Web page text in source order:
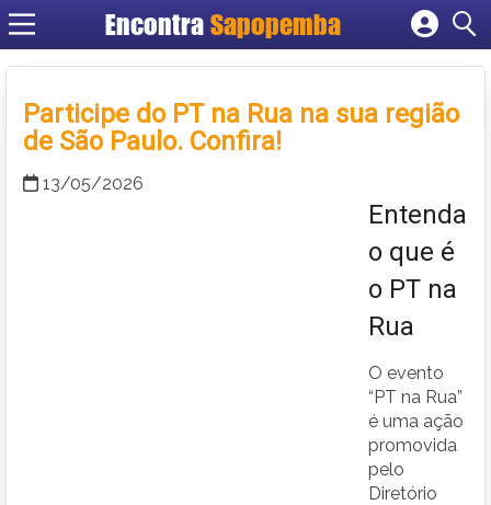
Encontra Sapopemba
Cadastrar empresa
Criar conta
Participe do PT na Rua na sua região
de São Paulo. Confira!
13/05/2026
Entenda
o que é
o PT na
Rua
O evento
“PT na Rua”
é uma ação
promovida
pelo
Diretório